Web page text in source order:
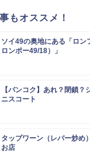
もオススメ！
ソイ49の奥地にある「ロン
ロンポー49/18）」
【バンコク】あれ？閉鎖？
ニスコート
タップワーン（レバー炒め
お店